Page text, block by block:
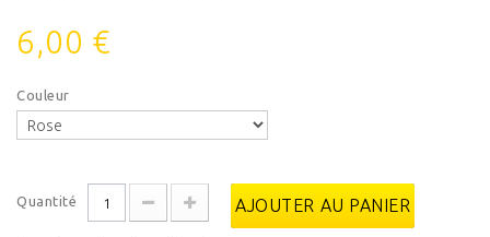
6,00 €
Couleur
Quantité AJOUTER AU PANIER